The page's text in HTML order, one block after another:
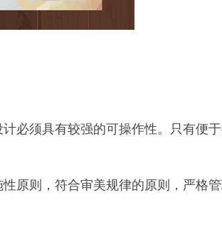
必须具有较强的可操作性。只有便
原则，符合审美规律的原则，严格